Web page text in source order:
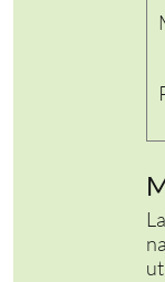
PER LA
VASSOI E